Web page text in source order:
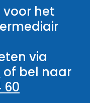
voor het
via
of bel naar
60